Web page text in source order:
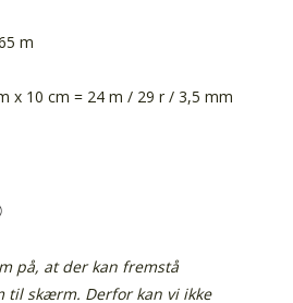
m
x 10 cm = 24 m / 29 r / 3,5 mm
på, at der kan fremstå
til skærm. Derfor kan vi ikke